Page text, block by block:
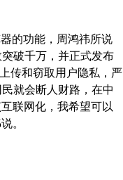
的功能，周鸿祎所说
破千万，并正式发布
传和窃取用户隐私，严
就会断人财路，在中
联网化，我希望可以
。